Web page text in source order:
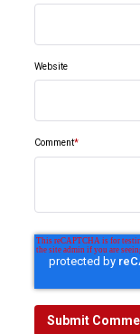
Website
Comment*